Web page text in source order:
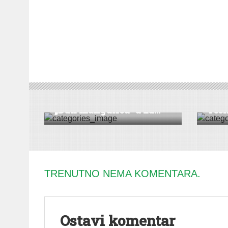
SREMSKA MITROVICA
„Dan mangulica“ u Za...
TRENUTNO NEMA KOMENTARA.
Ostavi komentar